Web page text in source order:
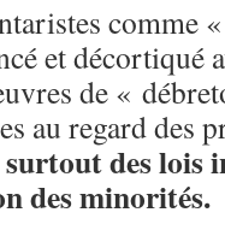
comme
et décortiqué
de «
au regard des
surtout des lois
des minorités.